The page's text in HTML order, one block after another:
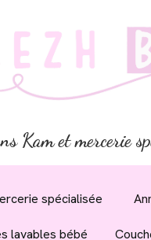
Kam et mercerie
spécialisée
lavables bébé